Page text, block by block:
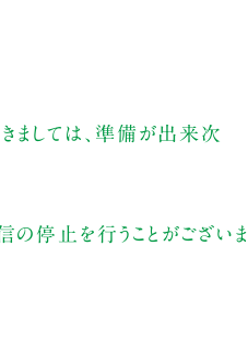
ましては、準備が出来次
停止を行うことがございま